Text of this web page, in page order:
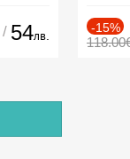
/ 54лв.
-15%